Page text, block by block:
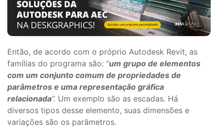
Então, de acordo com o próprio Autodesk Revit, as
famílias do programa são: “um grupo de elementos
com um conjunto comum de propriedades de
parâmetros e uma representação gráfica
relacionada”. Um exemplo são as escadas. Há
diversos tipos desse elemento, suas dimensões e
variações são os parâmetros.